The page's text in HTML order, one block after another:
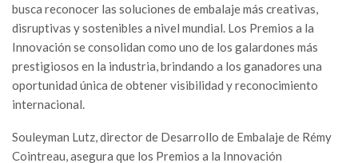
busca reconocer las soluciones de embalaje más creativas,
disruptivas y sostenibles a nivel mundial. Los Premios a la
Innovación se consolidan como uno de los galardones más
prestigiosos en la industria, brindando a los ganadores una
oportunidad única de obtener visibilidad y reconocimiento
internacional.
Souleyman Lutz, director de Desarrollo de Embalaje de Rémy
Cointreau, asegura que los Premios a la Innovación